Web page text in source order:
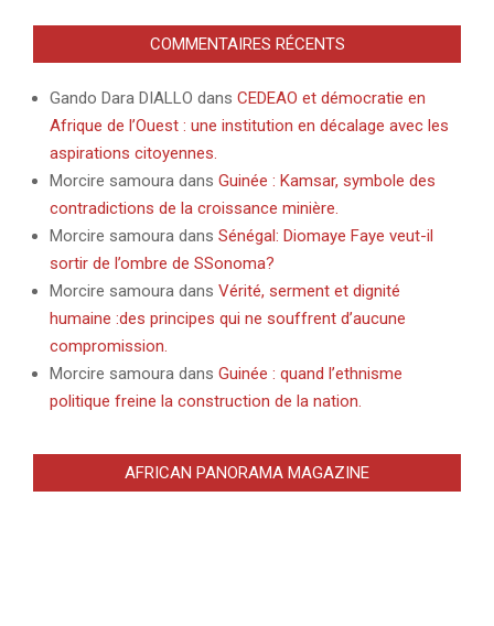
COMMENTAIRES RÉCENTS
Gando Dara DIALLO dans CEDEAO et démocratie en
Afrique de l’Ouest : une institution en décalage avec les
aspirations citoyennes.
Morcire samoura dans Guinée : Kamsar, symbole des
contradictions de la croissance minière.
Morcire samoura dans Sénégal: Diomaye Faye veut-il
sortir de l’ombre de SSonoma?
Morcire samoura dans Vérité, serment et dignité
humaine :des principes qui ne souffrent d’aucune
compromission.
Morcire samoura dans Guinée : quand l’ethnisme
politique freine la construction de la nation.
AFRICAN PANORAMA MAGAZINE